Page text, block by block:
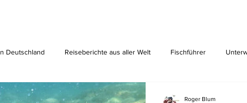
Deutschland Reiseberichte aus aller Welt Fischführer
Arktis & Antarktis
Roger Blum